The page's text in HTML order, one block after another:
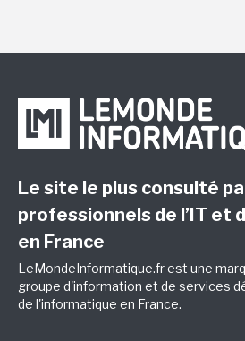
Le site le plus consulté
professionnels de l’IT et
en France
LeMondeInformatique.fr est une
groupe d'information et de services
de l'informatique en France.